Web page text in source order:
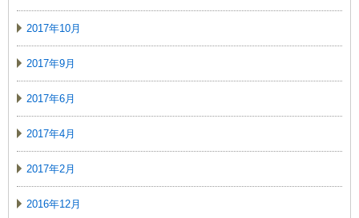
2017年10月
2017年9月
2017年6月
2017年4月
2017年2月
2016年12月